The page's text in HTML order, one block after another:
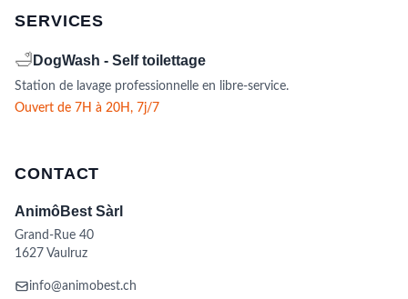
SERVICES
🛁 DogWash - Self toilettage
Station de lavage professionnelle en libre-service.
Ouvert de 7H à 20H, 7j/7
CONTACT
AnimôBest Sàrl
Grand-Rue 40
1627 Vaulruz
info@animobest.ch